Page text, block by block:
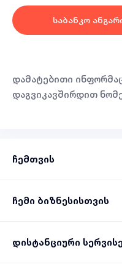
საბანკო
დამატებითი
დაგვიკავშირდით
ჩემთვის
ჩემი ბიზნესისთვის
დისტანციური